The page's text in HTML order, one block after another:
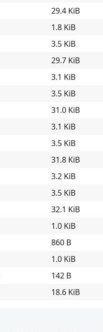
29.4 KiB
1.8 KiB
3.5 KiB
29.7 KiB
3.1 KiB
3.5 KiB
31.0 KiB
3.1 KiB
3.5 KiB
31.8 KiB
3.2 KiB
3.5 KiB
32.1 KiB
1.0 KiB
860 B
1.0 KiB
142 B
18.6 KiB